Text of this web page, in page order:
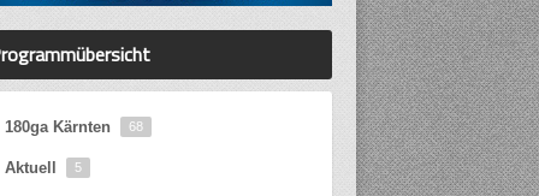
180ga Kärnten 68
Aktuell 5